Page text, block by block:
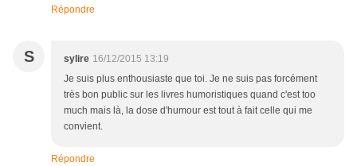
Répondre
S sylire 16/12/2015 13:19
Je suis plus enthousiaste que toi. Je ne suis pas forcément
très bon public sur les livres humoristiques quand c'est too
much mais là, la dose d'humour est tout à fait celle qui me
convient.
Répondre